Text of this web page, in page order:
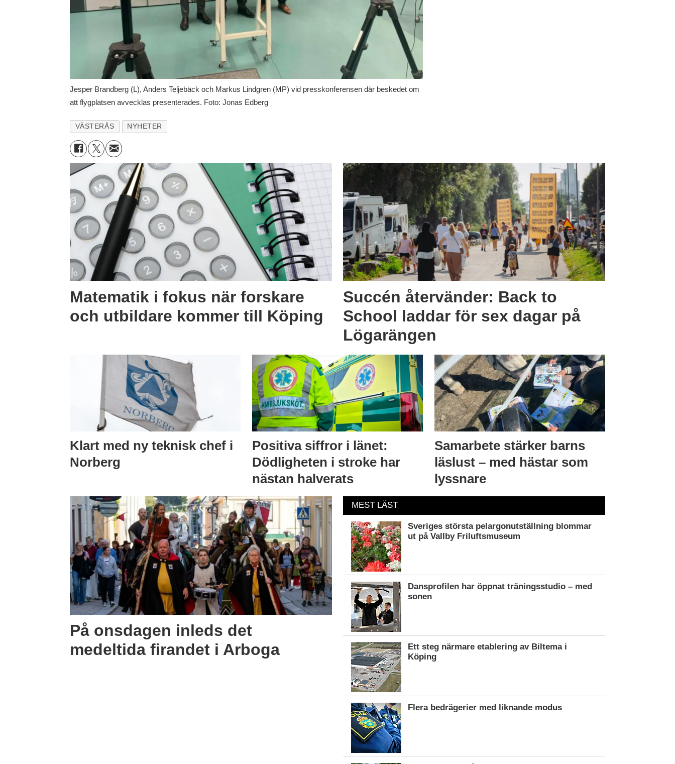
Jesper Brandberg (L), Anders Teljebäck och Markus Lindgren (MP) vid presskonferensen där beskedet om
att flygplatsen avvecklas presenterades. Foto: Jonas Edberg
VÄSTERÅS NYHETER
Matematik i fokus när forskare
och utbildare kommer till Köping
Succén återvänder: Back to
School laddar för sex dagar på
Lögarängen
Klart med ny teknisk chef i
Norberg
Positiva siffror i länet:
Dödligheten i stroke har
nästan halverats
Samarbete stärker barns
läslust – med hästar som
lyssnare
På onsdagen inleds det
medeltida firandet i Arboga
MEST LÄST
Sveriges största pelargonutställning blommar
ut på Vallby Friluftsmuseum
Dansprofilen har öppnat träningsstudio – med
sonen
Ett steg närmare etablering av Biltema i
Köping
Flera bedrägerier med liknande modus